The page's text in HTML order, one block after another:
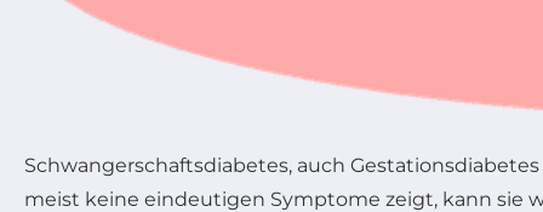
Schwangerschaftsdiabetes, auch
meist keine eindeutigen Symptome zeigt, kann sie